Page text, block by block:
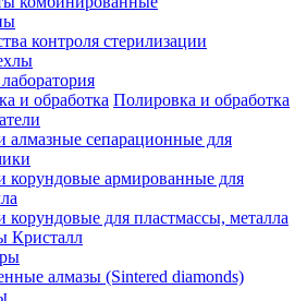
контроля стерилизации
Полировка и обработка
алмазные сепарационные для
корундовые армированные для
корундовые для пластмассы, металла
Кристалл
алмазы (Sintered diamonds)